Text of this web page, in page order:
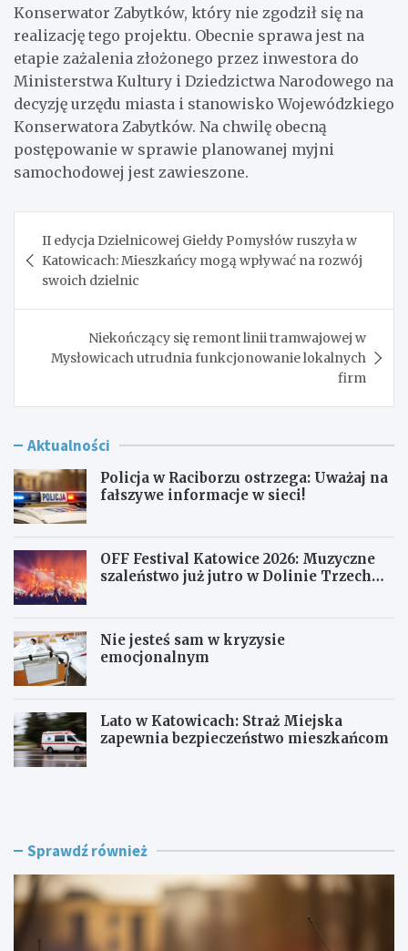
Konserwator Zabytków, który nie zgodził się na
realizację tego projektu. Obecnie sprawa jest na
etapie zażalenia złożonego przez inwestora do
Ministerstwa Kultury i Dziedzictwa Narodowego na
decyzję urzędu miasta i stanowisko Wojewódzkiego
Konserwatora Zabytków. Na chwilę obecną
postępowanie w sprawie planowanej myjni
samochodowej jest zawieszone.
wpisu
II edycja Dzielnicowej Giełdy Pomysłów ruszyła w
Katowicach: Mieszkańcy mogą wpływać na rozwój
swoich dzielnic
Niekończący się remont linii tramwajowej w
Mysłowicach utrudnia funkcjonowanie lokalnych
firm
Aktualności
Policja w Raciborzu ostrzega: Uważaj na
fałszywe informacje w sieci!
OFF Festival Katowice 2026: Muzyczne
szaleństwo już jutro w Dolinie Trzech
Nie jesteś sam w kryzysie
emocjonalnym
Lato w Katowicach: Straż Miejska
zapewnia bezpieczeństwo mieszkańcom
P
j
w
R
a
c
O
s
i
v
a
l
Sprawdź również